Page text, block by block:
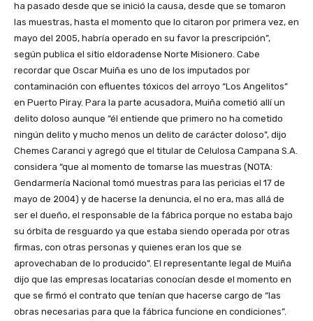
ha pasado desde que se inició la causa, desde que se tomaron
las muestras, hasta el momento que lo citaron por primera vez, en
mayo del 2005, habría operado en su favor la prescripción”,
según publica el sitio eldoradense Norte Misionero. Cabe
recordar que Oscar Muiña es uno de los imputados por
contaminación con efluentes tóxicos del arroyo “Los Angelitos”
en Puerto Piray. Para la parte acusadora, Muiña cometió allí un
delito doloso aunque “él entiende que primero no ha cometido
ningún delito y mucho menos un delito de carácter doloso”, dijo
Chemes Caranci y agregó que el titular de Celulosa Campana S.A.
considera “que al momento de tomarse las muestras (NOTA:
Gendarmería Nacional tomó muestras para las pericias el 17 de
mayo de 2004) y de hacerse la denuncia, el no era, mas allá de
ser el dueño, el responsable de la fábrica porque no estaba bajo
su órbita de resguardo ya que estaba siendo operada por otras
firmas, con otras personas y quienes eran los que se
aprovechaban de lo producido”. El representante legal de Muiña
dijo que las empresas locatarias conocían desde el momento en
que se firmó el contrato que tenían que hacerse cargo de “las
obras necesarias para que la fábrica funcione en condiciones”.